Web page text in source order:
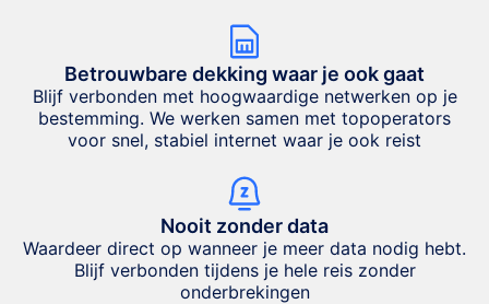
Betrouwbare dekking waar je ook gaat
Blijf verbonden met hoogwaardige netwerken op je
bestemming. We werken samen met topoperators
voor snel, stabiel internet waar je ook reist
Nooit zonder data
Waardeer direct op wanneer je meer data nodig hebt.
Blijf verbonden tijdens je hele reis zonder
onderbrekingen